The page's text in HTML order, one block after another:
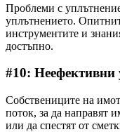
Проблеми с
уплътнението.
инструментите и
достъпно.
#10: Неефективни
Собствениците на
поток, за да направят
или да спестят от